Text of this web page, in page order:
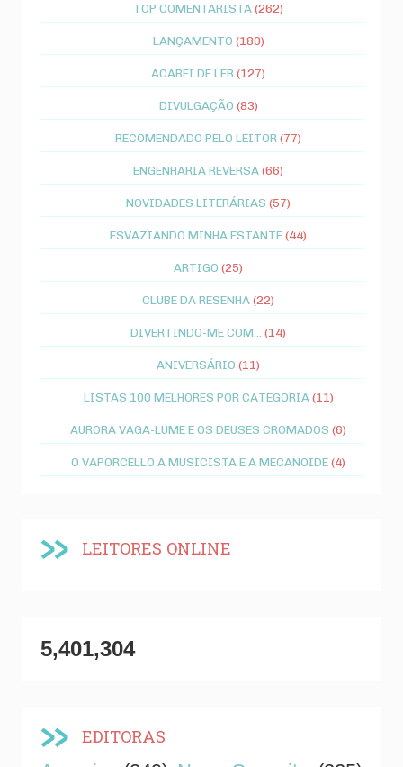
TOP COMENTARISTA(262)
LANÇAMENTO (180)
ACABEI DE LER(127)
DIVULGAÇÃO (83)
RECOMENDADO PELO LEITOR(77)
ENGENHARIA REVERSA(66)
NOVIDADES LITERÁRIAS (57)
ESVAZIANDO MINHA ESTANTE(44)
ARTIGO (25)
CLUBE DA RESENHA(22)
DIVERTINDO-ME COM... (14)
ANIVERSÁRIO (11)
LISTAS 100 MELHORES POR CATEGORIA (11)
AURORA VAGA-LUME E OS DEUSES CROMADOS (6)
O VAPORCELLO A MUSICISTA E A MECANOIDE(4)
LEITORES ONLINE
5,401,304
EDITORAS